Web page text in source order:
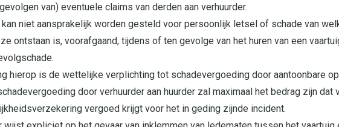
van) eventuele claims van derden aan verhuurder.
kan niet aansprakelijk worden gesteld voor persoonlijk letsel of schade van
ontstaan is, voorafgaand, tijdens of ten gevolge van het huren van een
hierop is de wettelijke verplichting tot schadevergoeding door aantoonbare
door verhuurder aan huurder zal maximaal het bedrag zijn dat
vergoed krijgt voor het in geding zijnde incident.